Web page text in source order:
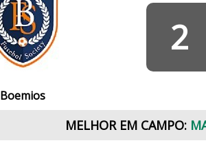
Boemios
2
MELHOR EM CAMPO: